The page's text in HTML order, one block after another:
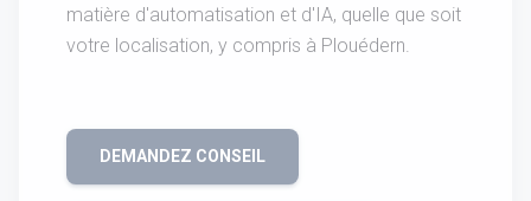
matière d'automatisation et d'IA, quelle que soit
votre localisation, y compris à Plouédern.
DEMANDEZ CONSEIL